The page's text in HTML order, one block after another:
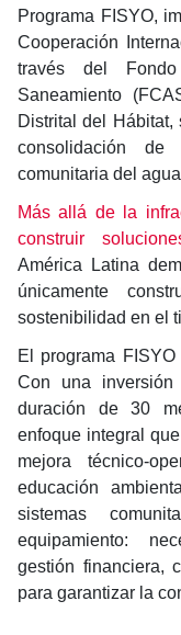
Programa FISYO,
Cooperación
través del
Saneamiento
Distrital del
consolidación de
comunitaria del
Más allá de la
construir
América Latina
únicamente
sostenibilidad en el
El programa
Con una
duración de 30
enfoque integral
mejora técnico-
educación
sistemas
equipamiento:
gestión financiera,
para garantizar la